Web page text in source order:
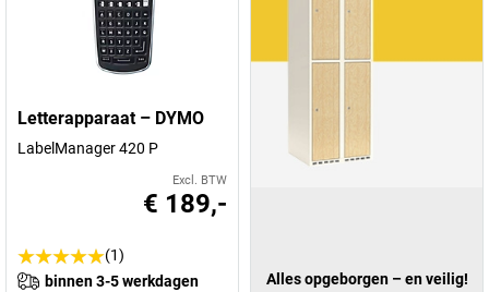
Letterapparaat – DYMO
LabelManager 420 P
Excl. BTW
€ 189,-
(1)
binnen 3-5 werkdagen
Alles opgeborgen – en veilig!